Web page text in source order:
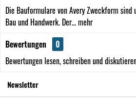
Die Bauformulare von Avery Zweckform
Bau und Handwerk. Der...mehr
Bewertungen
0
Bewertungen lesen, schreiben und
Newsletter